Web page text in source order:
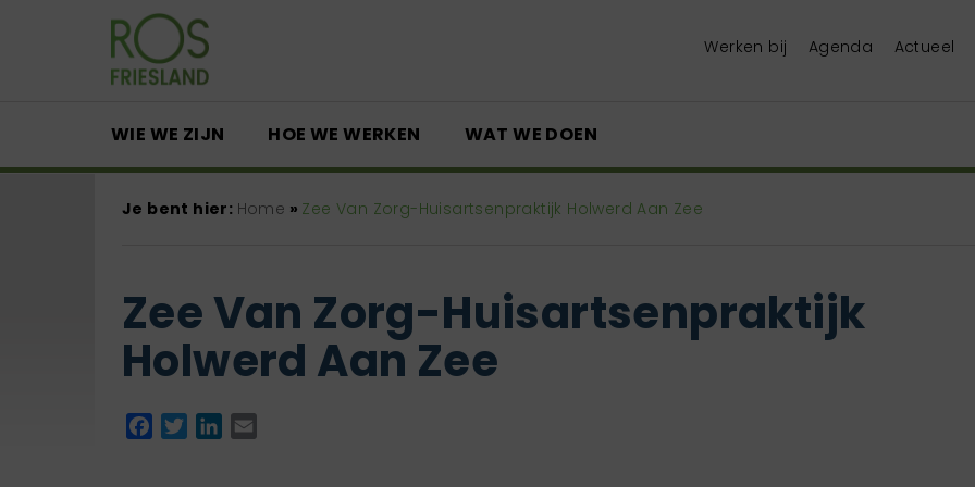
Werken bij Agenda Actueel
WIE WE ZIJN HOE WE WERKEN WAT WE DOEN
Je bent hier: Home » Zee Van Zorg-Huisartsenpraktijk Holwerd Aan Zee
Zee Van Zorg-Huisartsenpraktijk
Holwerd Aan Zee
Facebook
TwitterLinkedIn